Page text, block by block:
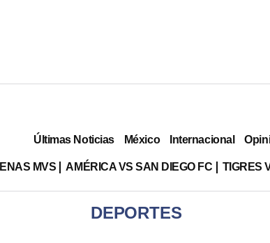
Últimas Noticias México Internacional
MVS AMÉRICA VS SAN DIEGO FC TIGRES
DEPORTES